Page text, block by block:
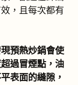
，且每次都有
預熱炒鍋會使
過冒煙點，油
表面的縫隙，